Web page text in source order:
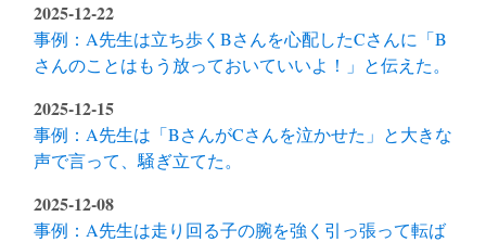
2025-12-22
事例：A先生は立ち歩くBさんを心配したCさんに「B
さんのことはもう放っておいていいよ！」と伝えた。
2025-12-15
事例：A先生は「BさんがCさんを泣かせた」と大きな
声で言って、騒ぎ立てた。
2025-12-08
事例：A先生は走り回る子の腕を強く引っ張って転ば